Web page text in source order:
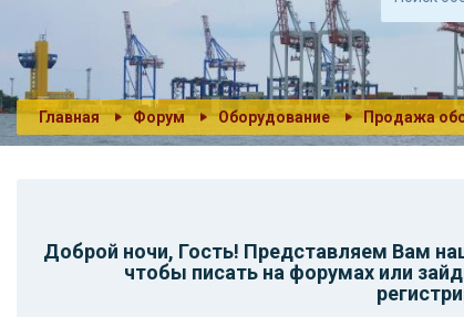
Главная Форум Оборудование Продажа
Доброй ночи, Гость! Представляем Вам
чтобы писать на форумах или